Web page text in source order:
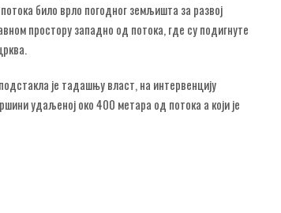
било врло погодног земљишта за развој
простору западно од потока, где су подигнуте
је тадашњу власт, на интервенцију
удаљеној око 400 метара од потока а који је